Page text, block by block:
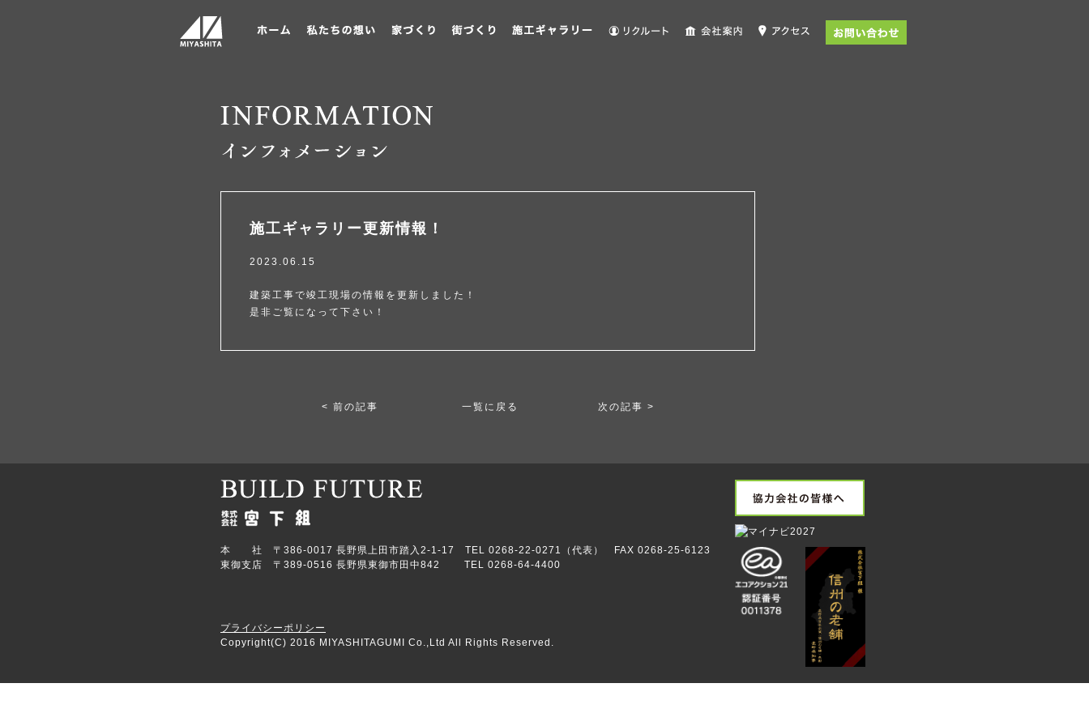
施工ギャラリー更新情報！
2023.06.15
建築工事で竣工現場の情報を更新しました！
是非ご覧になって下さい！
< 前の記事 一覧に戻る 次の記事 >
本 社 〒386-0017 長野県上田市踏入2-1-17 TEL 0268-22-0271（代表） FAX 0268-25-6123
東御支店 〒389-0516 長野県東御市田中842 TEL 0268-64-4400
プライバシーポリシー
Copyright(C) 2016 MIYASHITAGUMI Co.,Ltd All Rights Reserved.